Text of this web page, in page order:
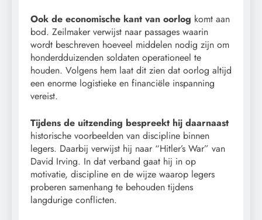
Ook de economische kant van oorlog komt aan
bod. Zeilmaker verwijst naar passages waarin
wordt beschreven hoeveel middelen nodig zijn om
honderdduizenden soldaten operationeel te
houden. Volgens hem laat dit zien dat oorlog altijd
een enorme logistieke en financiële inspanning
vereist.
Tijdens de uitzending bespreekt hij daarnaast
historische voorbeelden van discipline binnen
legers. Daarbij verwijst hij naar “Hitler’s War” van
David Irving. In dat verband gaat hij in op
motivatie, discipline en de wijze waarop legers
proberen samenhang te behouden tijdens
langdurige conflicten.